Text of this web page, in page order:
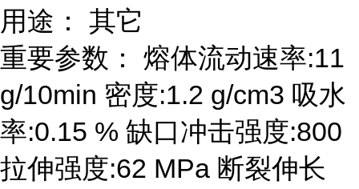
用途： 其它
重要参数： 熔体流动速率:11
g/10min 密度:1.2 g/cm3 吸水
率:0.15 % 缺口冲击强度:800
拉伸强度:62 MPa 断裂伸长